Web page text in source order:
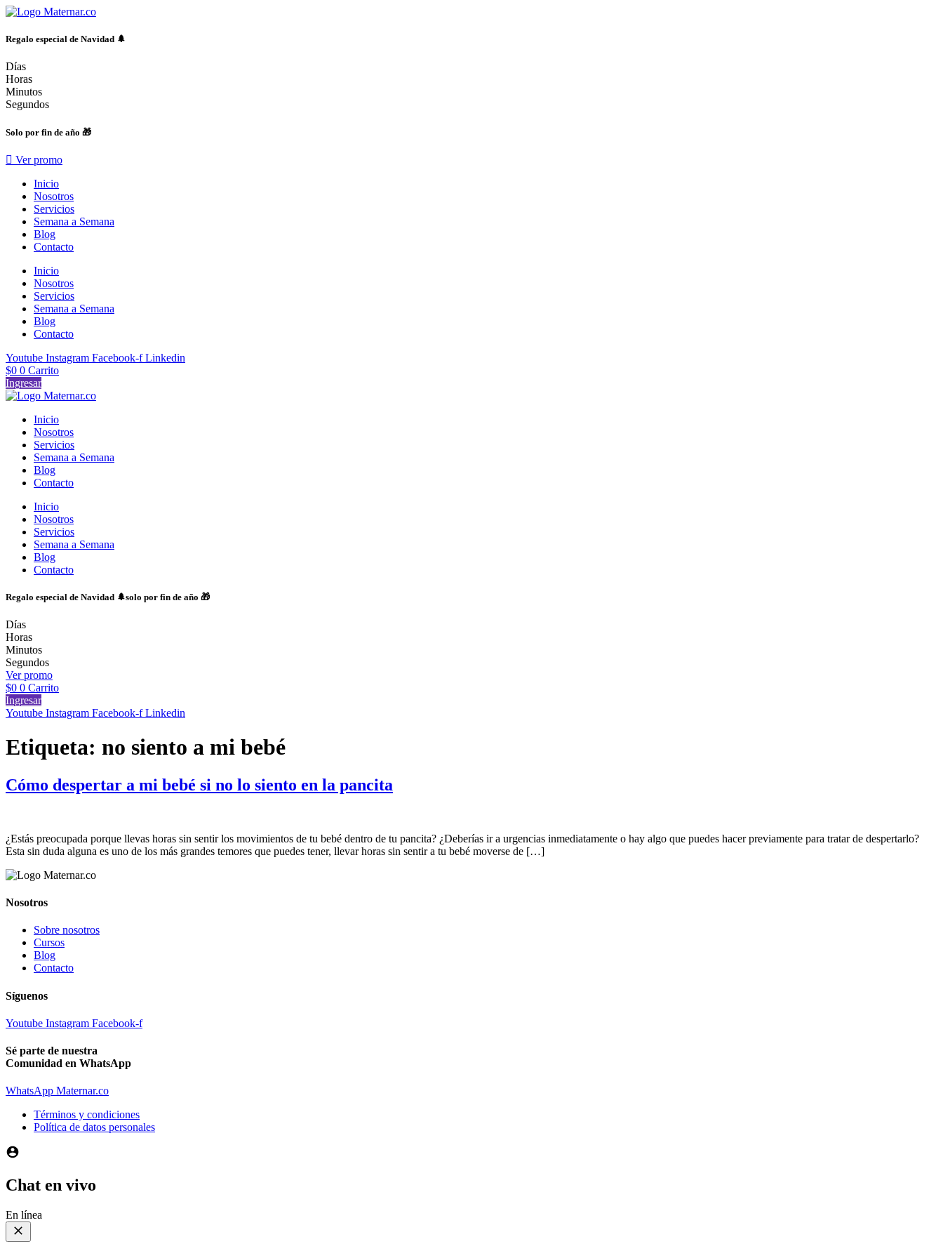
Ir
contenido
Regalo especial de Navidad 🌲
Días
Horas
Minutos
Segundos
Solo por fin de año 🎁
Ver promo
Inicio
Nosotros
Servicios
Semana a Semana
Blog
Contacto
Inicio
Nosotros
Servicios
Semana a Semana
Blog
Contacto
Youtube Instagram Facebook-f Linkedin
$0 0 Carrito
Ingresar
Inicio
Nosotros
Servicios
Semana a Semana
Blog
Contacto
Inicio
Nosotros
Servicios
Semana a Semana
Blog
Contacto
Regalo especial de Navidad 🌲solo por fin de año 🎁
Días
Horas
Minutos
Segundos
Ver promo
$0 0 Carrito
Ingresar
Youtube Instagram Facebook-f Linkedin
Etiqueta: no siento a mi bebé
Cómo despertar a mi bebé si no lo siento en la pancita
¿Estás preocupada porque llevas horas sin sentir los movimientos de tu bebé dentro de tu pancita? ¿Deberías ir a urgencias inmediatamente o hay algo que puedes hacer previamente para tratar de despertarlo?
Esta sin duda alguna es uno de los más grandes temores que puedes tener, llevar horas sin sentir a tu bebé moverse de […]
Nosotros
Sobre nosotros
Cursos
Blog
Contacto
Síguenos
Youtube Instagram Facebook-f
Sé parte de nuestra
Comunidad en WhatsApp
WhatsApp Maternar.co
Términos y condiciones
Política de datos personales
Chat en vivo
En línea